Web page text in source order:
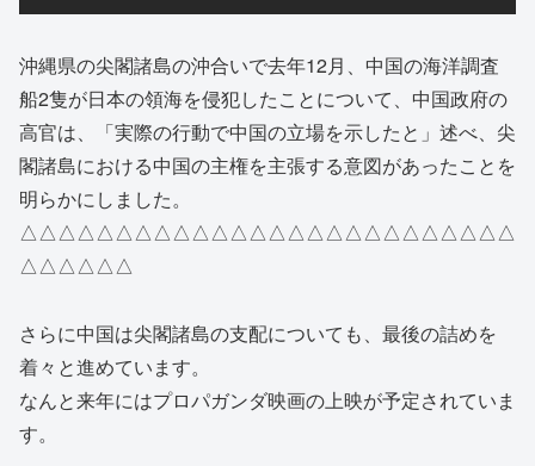
沖縄県の尖閣諸島の沖合いで去年12月、中国の海洋調査
船2隻が日本の領海を侵犯したことについて、中国政府の
高官は、「実際の行動で中国の立場を示したと」述べ、尖
閣諸島における中国の主権を主張する意図があったことを
明らかにしました。
△△△△△△△△△△△△△△△△△△△△△△△△△△
△△△△△△
さらに中国は尖閣諸島の支配についても、最後の詰めを
着々と進めています。
なんと来年にはプロパガンダ映画の上映が予定されていま
す。